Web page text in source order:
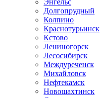
Энгельс
Долгопрудный
Колпино
Краснотурьинск
Кстово
Лениногорск
Лесосибирск
Междуреченск
Михайловск
Нефтекамск
Новошахтинск